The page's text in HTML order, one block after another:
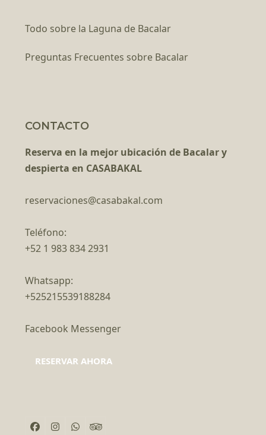
Todo sobre la Laguna de Bacalar
Preguntas Frecuentes sobre Bacalar
CONTACTO
Reserva en la mejor ubicación de Bacalar y
despierta en CASABAKAL
reservaciones@casabakal.com
Teléfono:
+52 1 983 834 2931
Whatsapp:
+525215539188284
Facebook Messenger
RESERVAR AHORA
Facebook
Instagram
WhatsappTripadvisor